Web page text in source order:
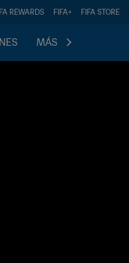
REWARDS FIFA+ FIFA STORE
MÁS